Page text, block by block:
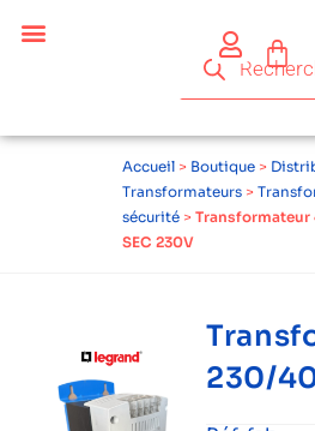
Accueil > Boutique >
Transformateurs >
sécurité > Transformateur
SEC 230V
230/